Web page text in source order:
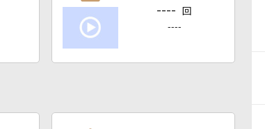
---- 回
----